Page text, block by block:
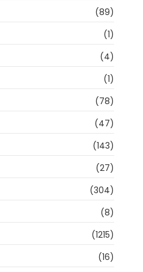
(89)
(1)
(4)
(1)
(78)
(47)
(143)
(27)
(304)
(8)
(1215)
(16)